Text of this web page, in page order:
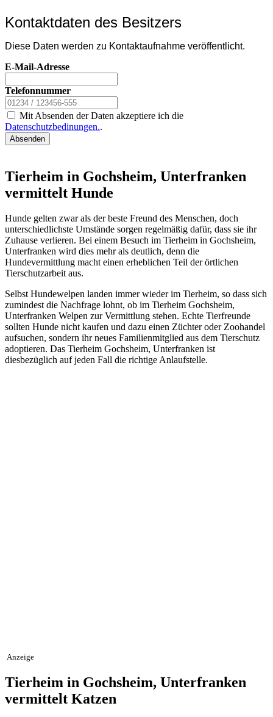
Kontaktdaten des Besitzers
Diese Daten werden zu Kontaktaufnahme veröffentlicht.
E-Mail-Adresse
Telefonnummer
Mit Absenden der Daten akzeptiere ich die
Datenschutzbedinungen..
Absenden
Tierheim in Gochsheim, Unterfranken
vermittelt Hunde
Hunde gelten zwar als der beste Freund des Menschen, doch
unterschiedlichste Umstände sorgen regelmäßig dafür, dass sie ihr
Zuhause verlieren. Bei einem Besuch im Tierheim in Gochsheim,
Unterfranken wird dies mehr als deutlich, denn die
Hundevermittlung macht einen erheblichen Teil der örtlichen
Tierschutzarbeit aus.
Selbst Hundewelpen landen immer wieder im Tierheim, so dass sich
zumindest die Nachfrage lohnt, ob im Tierheim Gochsheim,
Unterfranken Welpen zur Vermittlung stehen. Echte Tierfreunde
sollten Hunde nicht kaufen und dazu einen Züchter oder Zoohandel
aufsuchen, sondern ihr neues Familienmitglied aus dem Tierschutz
adoptieren. Das Tierheim Gochsheim, Unterfranken ist
diesbezüglich auf jeden Fall die richtige Anlaufstelle.
Anzeige
Tierheim in Gochsheim, Unterfranken
vermittelt Katzen